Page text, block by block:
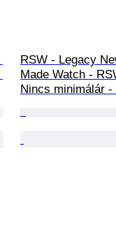
RSW - Legacy
Made Watch -
Nincs minimálár